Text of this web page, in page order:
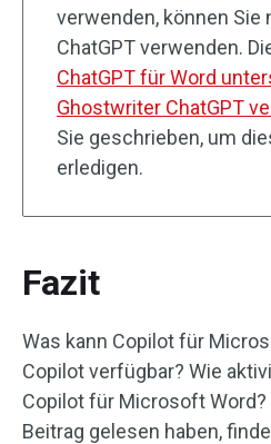
verwenden, können Sie
ChatGPT verwenden.
ChatGPT für Word
Ghostwriter ChatGPT
Sie geschrieben, um
erledigen.
Fazit
Was kann Copilot für
Copilot verfügbar? Wie
Copilot für Microsoft
Beitrag gelesen haben,